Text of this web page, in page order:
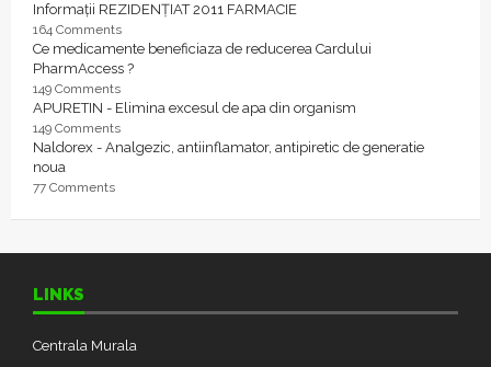
Informații REZIDENȚIAT 2011 FARMACIE
164 Comments
Ce medicamente beneficiaza de reducerea Cardului
PharmAccess ?
149 Comments
APURETIN - Elimina excesul de apa din organism
149 Comments
Naldorex - Analgezic, antiinflamator, antipiretic de generatie
noua
77 Comments
LINKS
Centrala Murala